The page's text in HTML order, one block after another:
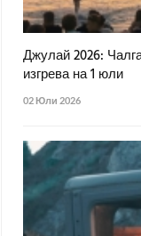
Джулай 2026:
изгрева на 1 юли
02 Юли 2026